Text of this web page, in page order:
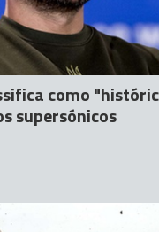
como
supersónicos